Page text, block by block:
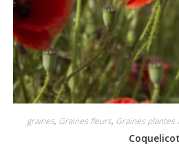
graines, Graines fleurs, Graines plantes
Coquelicot